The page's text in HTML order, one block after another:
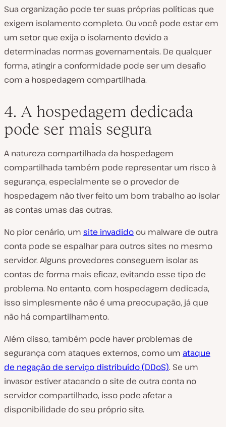
Sua organização pode ter suas próprias políticas que
exigem isolamento completo. Ou você pode estar em
um setor que exija o isolamento devido a
determinadas normas governamentais. De qualquer
forma, atingir a conformidade pode ser um desafio
com a hospedagem compartilhada.
4. A hospedagem dedicada
pode ser mais segura
A natureza compartilhada da hospedagem
compartilhada também pode representar um risco à
segurança, especialmente se o provedor de
hospedagem não tiver feito um bom trabalho ao isolar
as contas umas das outras.
No pior cenário, um site invadido ou malware de outra
conta pode se espalhar para outros sites no mesmo
servidor. Alguns provedores conseguem isolar as
contas de forma mais eficaz, evitando esse tipo de
problema. No entanto, com hospedagem dedicada,
isso simplesmente não é uma preocupação, já que
não há compartilhamento.
Além disso, também pode haver problemas de
segurança com ataques externos, como um ataque
de negação de serviço distribuído (DDoS). Se um
invasor estiver atacando o site de outra conta no
servidor compartilhado, isso pode afetar a
disponibilidade do seu próprio site.